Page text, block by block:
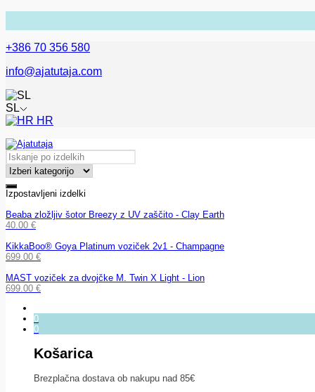
+386 70 356 580
info@ajatutaja.com
SL
HR
Izpostavljeni izdelki
Beaba zložljiv šotor Breezy z UV zaščito - Clay Earth
40.00 €
KikkaBoo® Goya Platinum voziček 2v1 - Champagne
699.00 €
MAST voziček za dvojčke M. Twin X Light - Lion
699.00 €
0
0
Košarica
Brezplačna dostava ob nakupu nad 85€